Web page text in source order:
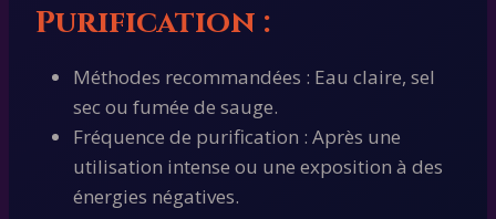
Purification :
Méthodes recommandées : Eau claire, sel
sec ou fumée de sauge.
Fréquence de purification : Après une
utilisation intense ou une exposition à des
énergies négatives.